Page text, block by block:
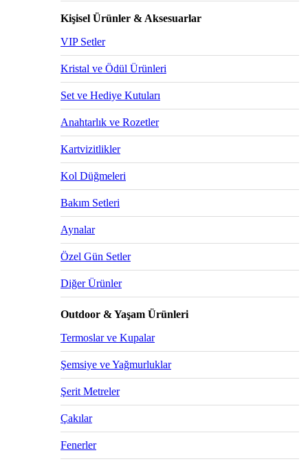
Kişisel Ürünler & Aksesuarlar
VIP Setler
Kristal ve Ödül Ürünleri
Set ve Hediye Kutuları
Anahtarlık ve Rozetler
Kartvizitlikler
Kol Düğmeleri
Bakım Setleri
Aynalar
Özel Gün Setler
Diğer Ürünler
Outdoor & Yaşam Ürünleri
Termoslar ve Kupalar
Şemsiye ve Yağmurluklar
Şerit Metreler
Çakılar
Fenerler